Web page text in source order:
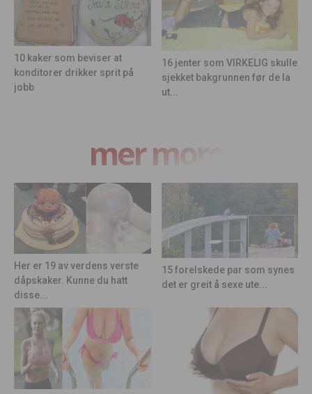
10 kaker som beviser at
konditorer drikker sprit på
jobb
16 jenter som VIRKELIG skulle
sjekket bakgrunnen før de la
ut...
mer moro
Her er 19 av verdens verste
dåpskaker. Kunne du hatt
disse...
15 forelskede par som synes
det er greit å sexe ute...